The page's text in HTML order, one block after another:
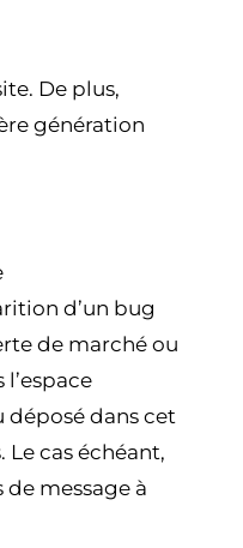
De plus,
génération
d’un bug
de marché ou
déposé dans cet
cas échéant,
message à